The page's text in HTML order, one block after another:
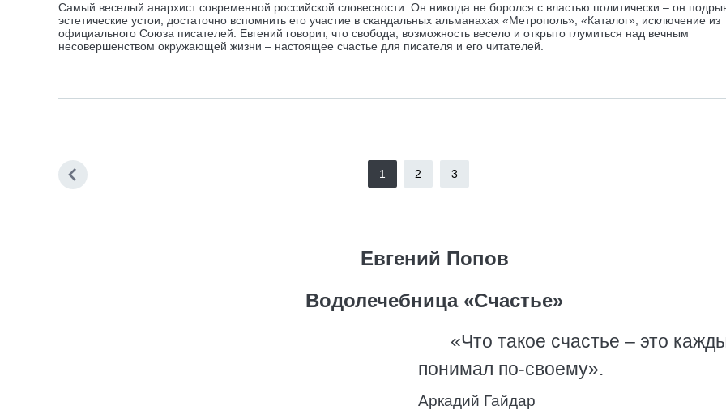
Самый веселый анархист современной российской словесности. Он никогда не боролся с властью политически – он
эстетические устои, достаточно вспомнить его участие в скандальных альманахах «Метрополь», «Каталог», исключение из
официального Союза писателей. Евгений говорит, что свобода, возможность весело и открыто глумиться над вечным
несовершенством окружающей жизни – настоящее счастье для писателя и его читателей.
1 2 3
Евгений Попов
Водолечебница «Счастье»
«Что такое счастье – это
понимал по-своему».
Аркадий Гайдар